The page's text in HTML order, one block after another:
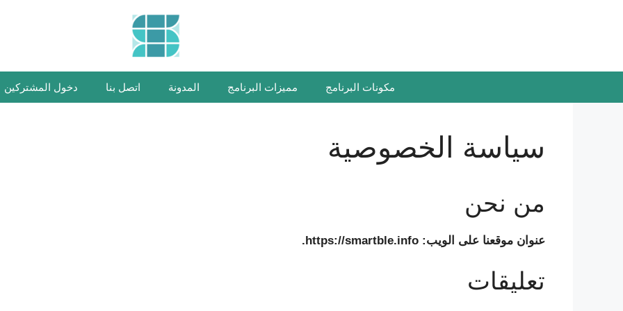
مكونات البرنامج مميزات البرنامج المدونة اتصل بنا دخول المشتركين
سياسة الخصوصية
من نحن
عنوان موقعنا على الويب: https://smartble.info.
تعليقات